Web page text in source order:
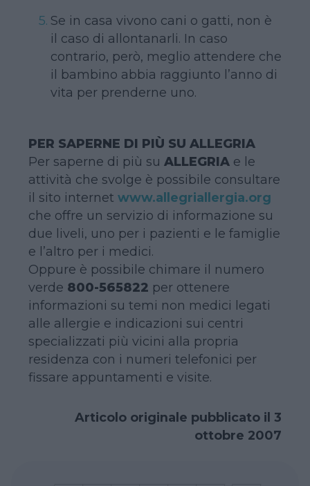
Se in casa vivono cani o gatti, non è
il caso di allontanarli. In caso
contrario, però, meglio attendere che
il bambino abbia raggiunto l’anno di
vita per prenderne uno.
PER SAPERNE DI PIÙ SU ALLEGRIA
Per saperne di più su ALLEGRIAe le
attività che svolge è possibile consultare
il sito internet www.allegriallergia.org
che offre un servizio di informazione su
due liveli, uno per i pazienti e le famiglie
e l’altro per i medici.
Oppure è possibile chimare il numero
verde 800-565822 per ottenere
informazioni su temi non medici legati
alle allergie e indicazioni sui centri
specializzati più vicini alla propria
residenza con i numeri telefonici per
fissare appuntamenti e visite.
Articolo originale pubblicato il 3
ottobre 2007